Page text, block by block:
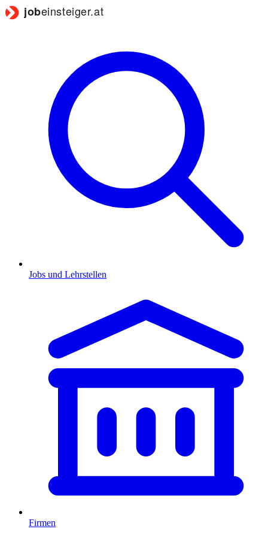
Jobs und Lehrstellen
Firmen